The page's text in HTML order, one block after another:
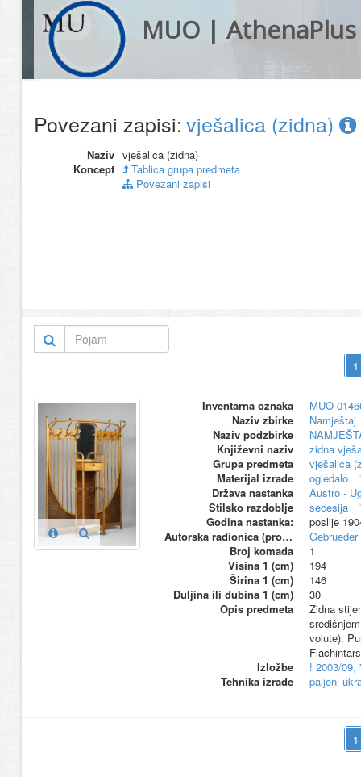
MUO | AthenaPlus
Povezani zapisi:vješalica (zidna)
Naziv vješalica (zidna)
Koncept
Tablica grupa predmeta
Povezani zapisi
Inventarna oznaka
MUO-
Naziv zbirke
Namještaj
Naziv podzbirke
Književni naziv
zidna
Grupa predmeta
vješalica
Materijal izrade
ogledalo
Država nastanka
Austro -
Stilsko razdoblje
secesija
Godina nastanka:
poslije
Autorska radionica (proizvođač)
Broj komada
1
Visina 1 (cm)
194
Širina 1 (cm)
146
Duljina ili dubina 1 (cm)
30
Opis predmeta
Zidna
volute).
Izložbe
! 2003/09,
Tehnika izrade
paljeni